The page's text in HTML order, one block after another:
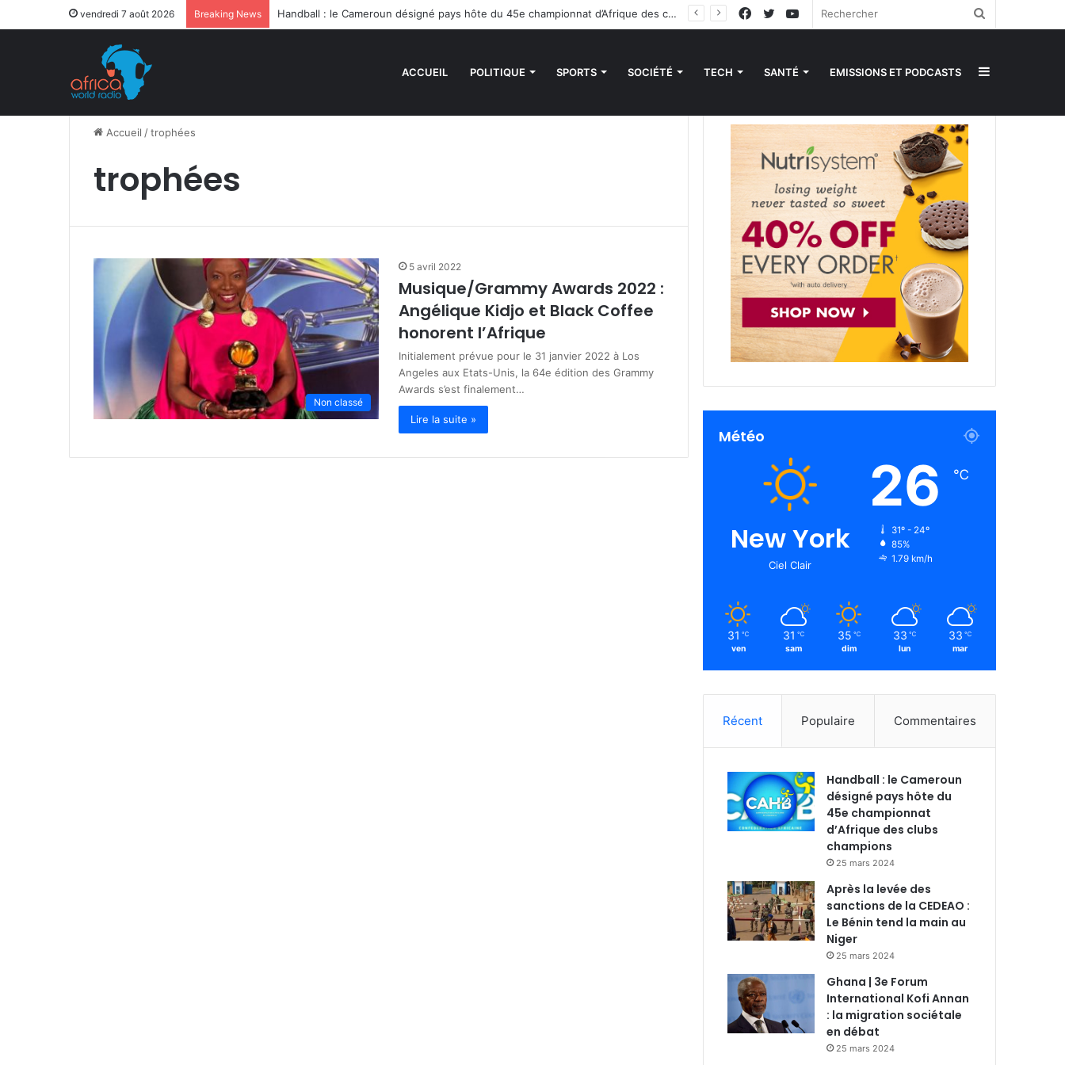
vendredi 7 août 2026 Breaking News Handball : le Cameroun désigné pays hôte du 45e championnat d’Afrique des clubs champions YouTube
Twitter
Facebook
ACCUEIL POLITIQUE SPORTS SOCIÉTÉ TECH SANTÉ EMISSIONS ET PODCASTS
Accueil /trophées
trophées
Non classé
5 avril 2022
Musique/Grammy Awards 2022 :
Angélique Kidjo et Black Coffee
honorent l’Afrique
Initialement prévue pour le 31 janvier 2022 à Los
Angeles aux Etats-Unis, la 64e édition des Grammy
Awards s’est finalement…
Lire la suite »
Météo
New York
Ciel Clair
26 ℃
31º - 24º
85%
1.79 km/h
31 ℃
ven
31 ℃
sam
35 ℃
dim
33 ℃
lun
33 ℃
mar
Récent Populaire Commentaires
Handball : le Cameroun
désigné pays hôte du
45e championnat
d’Afrique des clubs
champions
25 mars 2024
Après la levée des
sanctions de la CEDEAO :
Le Bénin tend la main au
Niger
25 mars 2024
Ghana | 3e Forum
International Kofi Annan
: la migration sociétale
en débat
25 mars 2024